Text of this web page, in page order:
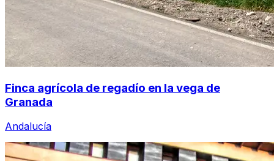
Finca agrícola de regadío en la vega de
Granada
Andalucía